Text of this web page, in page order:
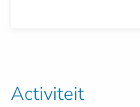
Activiteit